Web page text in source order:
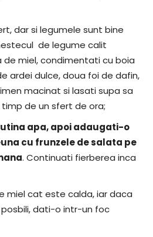
dar si legumele sunt bine
de legume calit
miel, condimentati cu boia
ardei dulce, doua foi de dafin,
macinat si lasati supa sa
de un sfert de ora;
apa, apoi adaugati-o
cu frunzele de salata pe
. Continuati fierberea inca
miel cat este calda, iar daca
dati-o intr-un foc